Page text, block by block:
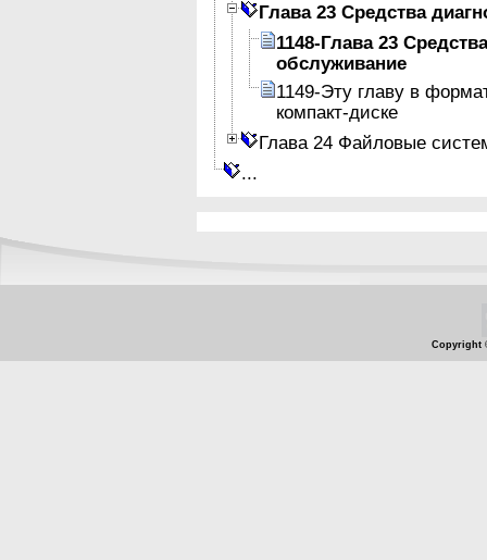
Глава 23 Средства
1148-Глава 23
обслуживание
1149-Эту главу в
компакт-диске
Глава 24 Файловые
Copyright